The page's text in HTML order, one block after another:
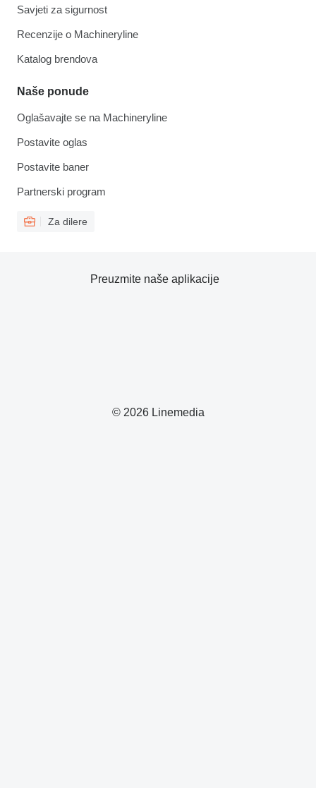
Savjeti za sigurnost
Recenzije o Machineryline
Katalog brendova
Naše ponude
Oglašavajte se na Machineryline
Postavite oglas
Postavite baner
Partnerski program
Za dilere
© 2026 Linemedia
Preuzmite naše aplikacije